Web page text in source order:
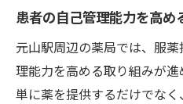
患者の自己管理能力を高め
元山駅周辺の薬局では、服
理能力を高める取り組みが
単に薬を提供するだけでな